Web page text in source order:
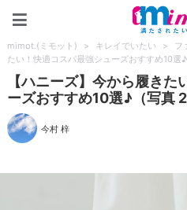
mimot.(ミモット) > キレイでいたい > フ
たい！快適コスパ最強シューズおすすめ10選♪
【ハニーズ】今から履き
ーズおすすめ10選♪（写真
今村 梓